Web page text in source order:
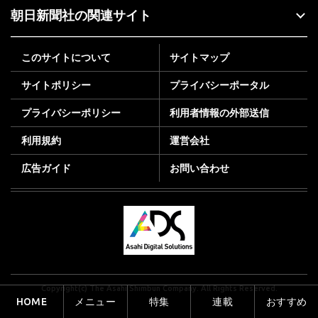
朝日新聞社の関連サイト
このサイトについて サイトマップ
サイトポリシー プライバシーポータル
プライバシーポリシー 利用者情報の外部送信
利用規約 運営会社
広告ガイド お問い合わせ
Copyright(c) The Asahi Shimbun Company. All Rights Reserved.
HOME メニュー 特集 連載 おすすめ